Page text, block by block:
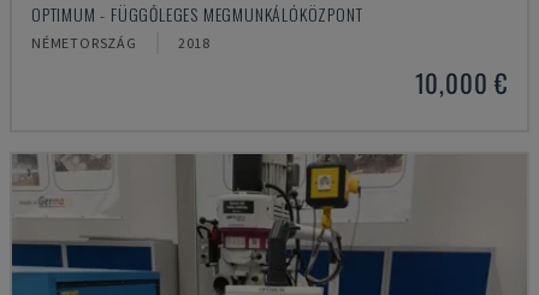
OPTIMUM - FÜGGŐLEGES MEGMUNKÁLÓKÖZPONT
NÉMETORSZÁG 2018
10,000 €